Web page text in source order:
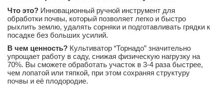
Что это? Инновационный ручной инструмент для
обработки почвы, который позволяет легко и быстро
рыхлить землю, удалять сорняки и подготавливать грядки к
посадке без больших усилий.
В чем ценность? Культиватор “Торнадо” значительно
упрощает работу в саду, снижая физическую нагрузку на
70%. Вы сможете обработать участок в 3-4 раза быстрее,
чем лопатой или тяпкой, при этом сохраняя структуру
почвы и её плодородие.